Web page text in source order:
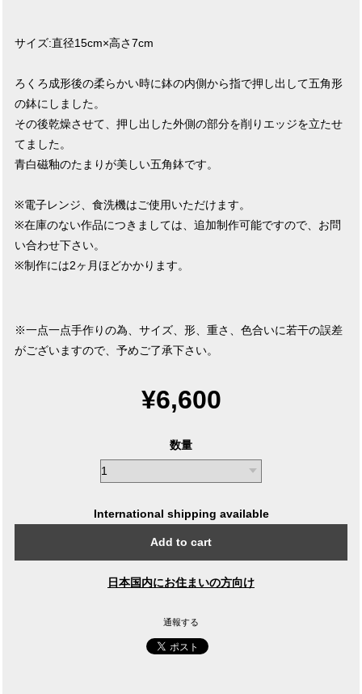
サイズ:直径15cm×高さ7cm
ろくろ成形後の柔らかい時に鉢の内側から指で押し出して五角形
の鉢にしました。
その後乾燥させて、押し出した外側の部分を削りエッジを立たせ
てました。
青白磁釉のたまりが美しい五角鉢です。
※電子レンジ、食洗機はご使用いただけます。
※在庫のない作品につきましては、追加制作可能ですので、お問
い合わせ下さい。
※制作には2ヶ月ほどかかります。
※一点一点手作りの為、サイズ、形、重さ、色合いに若干の誤差
がございますので、予めご了承下さい。
¥6,600
数量
International shipping available
Add to cart
日本国内にお住まいの方向け
通報する